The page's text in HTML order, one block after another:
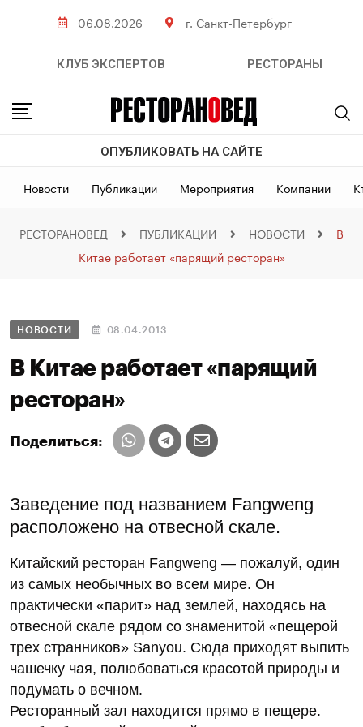
06.08.2026 г. Санкт-Петербург
КЛУБ ЭКСПЕРТОВ РЕСТОРАНЫ
ОПУБЛИКОВАТЬ НА САЙТЕ
Новости Публикации Мероприятия Компании
РЕСТОРАНОВЕД ПУБЛИКАЦИИ НОВОСТИ
В
Китае работает «парящий ресторан»
НОВОСТИ 08.04.2013
В Китае работает «парящий
ресторан»
Поделиться:
Заведение под названием Fangweng
расположено на отвесной скале.
Китайский ресторан Fangweng — пожалуй, один
из самых необычных во всем мире. Он
практически «парит» над землей, находясь на
отвесной скале рядом со знаменитой «пещерой
трех странников» Sanyou. Сюда приходят выпить
чашечку чая, полюбоваться красотой природы и
подумать о вечном.
Ресторанный зал находится прямо в пещере.